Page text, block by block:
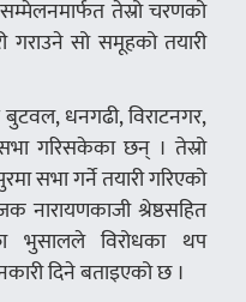
सम्मेलनमार्फत तेस्रो चरणको
गराउने सो समूहको तयारी
धनगढी, विराटनगर,
गरिसकेका छन् । तेस्रो
सभा गर्ने तयारी गरिएको
नारायणकाजी श्रेष्ठसहित
भुसालले विरोधका थप
दिने बताइएको छ ।